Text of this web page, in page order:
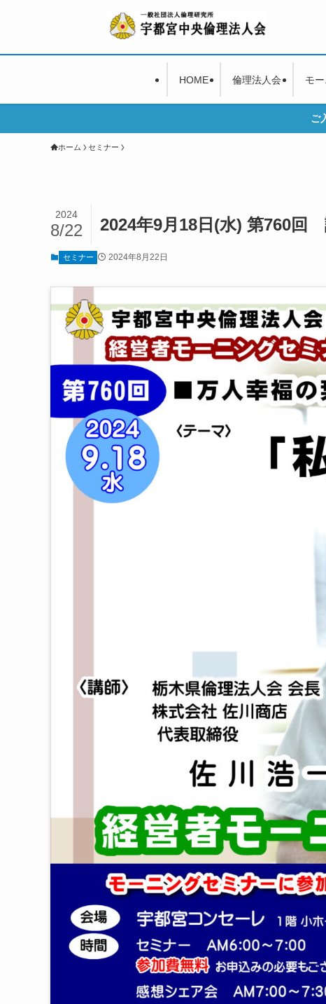
HOME 倫理法人会 モ
ご
ホーム セミナー
2024年9月18日(水) 第760回
2024
8/22
セミナー 2024年8月22日